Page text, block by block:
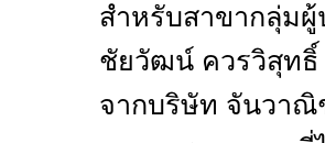
สำหรับสาขากลุ่มผู้
ชัยวัฒน์ ควรวิสุทธิ์
จากบริษัท จันวาณิ